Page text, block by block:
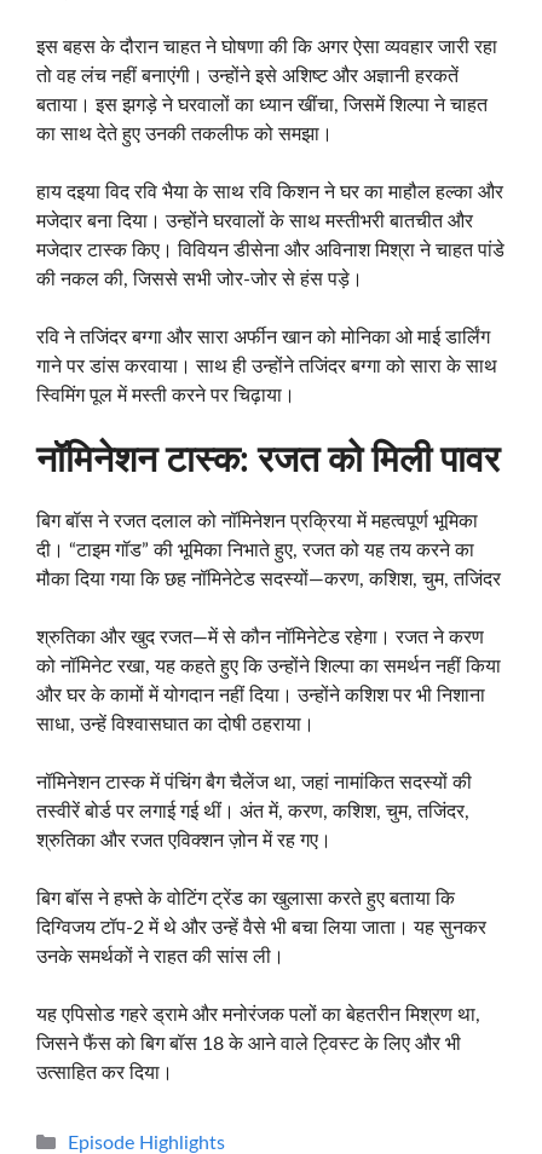
इस बहस के दौरान चाहत ने घोषणा की कि अगर ऐसा व्यवहार जारी रहा
तो वह लंच नहीं बनाएंगी। उन्होंने इसे अशिष्ट और अज्ञानी हरकतें
बताया। इस झगड़े ने घरवालों का ध्यान खींचा, जिसमें शिल्पा ने चाहत
का साथ देते हुए उनकी तकलीफ को समझा।
हाय दइया विद रवि भैया के साथ रवि किशन ने घर का माहौल हल्का और
मजेदार बना दिया। उन्होंने घरवालों के साथ मस्तीभरी बातचीत और
मजेदार टास्क किए। विवियन डीसेना और अविनाश मिश्रा ने चाहत पांडे
की नकल की, जिससे सभी जोर-जोर से हंस पड़े।
रवि ने तजिंदर बग्गा और सारा अर्फीन खान को मोनिका ओ माई डार्लिंग
गाने पर डांस करवाया। साथ ही उन्होंने तजिंदर बग्गा को सारा के साथ
स्विमिंग पूल में मस्ती करने पर चिढ़ाया।
नॉमिनेशन टास्क: रजत को मिली पावर
बिग बॉस ने रजत दलाल को नॉमिनेशन प्रक्रिया में महत्वपूर्ण भूमिका
दी। “टाइम गॉड” की भूमिका निभाते हुए, रजत को यह तय करने का
मौका दिया गया कि छह नॉमिनेटेड सदस्यों—करण, कशिश, चुम, तजिंदर
श्रुतिका और खुद रजत—में से कौन नॉमिनेटेड रहेगा। रजत ने करण
को नॉमिनेट रखा, यह कहते हुए कि उन्होंने शिल्पा का समर्थन नहीं किया
और घर के कामों में योगदान नहीं दिया। उन्होंने कशिश पर भी निशाना
साधा, उन्हें विश्वासघात का दोषी ठहराया।
नॉमिनेशन टास्क में पंचिंग बैग चैलेंज था, जहां नामांकित सदस्यों की
तस्वीरें बोर्ड पर लगाई गई थीं। अंत में, करण, कशिश, चुम, तजिंदर,
श्रुतिका और रजत एविक्शन ज़ोन में रह गए।
बिग बॉस ने हफ्ते के वोटिंग ट्रेंड का खुलासा करते हुए बताया कि
दिग्विजय टॉप-2 में थे और उन्हें वैसे भी बचा लिया जाता। यह सुनकर
उनके समर्थकों ने राहत की सांस ली।
यह एपिसोड गहरे ड्रामे और मनोरंजक पलों का बेहतरीन मिश्रण था,
जिसने फैंस को बिग बॉस 18 के आने वाले ट्विस्ट के लिए और भी
उत्साहित कर दिया।
Categories
Episode Highlights